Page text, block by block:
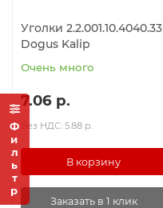
Фильтр
Уголки 2.2.001.10.4040.33
Dogus Kalip
Очень много
7.06 р.
Без НДС: 5.88 р.
В корзину
Заказать в 1 клик